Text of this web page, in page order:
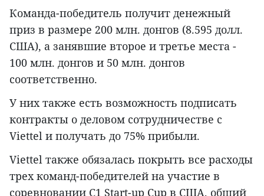
Команда-победитель получит денежный
приз в размере 200 млн. донгов (8.595 долл.
США), а занявшие второе и третье места -
100 млн. донгов и 50 млн. донгов
соответственно.
У них также есть возможность подписать
контракты о деловом сотрудничестве с
Viettel и получать до 75% прибыли.
Viettel также обязалась покрыть все расходы
трех команд-победителей на участие в
соревновании C1 Start-up Cup в США, общий